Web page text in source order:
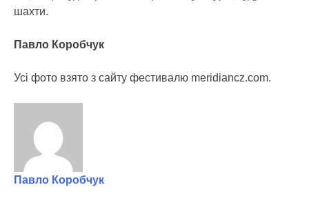
шахти.
Павло Коробчук
Усі фото взято з сайту фестивалю meridiancz.com.
Павло Коробчук